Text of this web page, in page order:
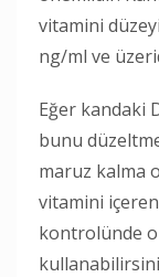
vitamini
ng/ml ve
Eğer kandaki
bunu
maruz kalma
vitamini
kontrolünde